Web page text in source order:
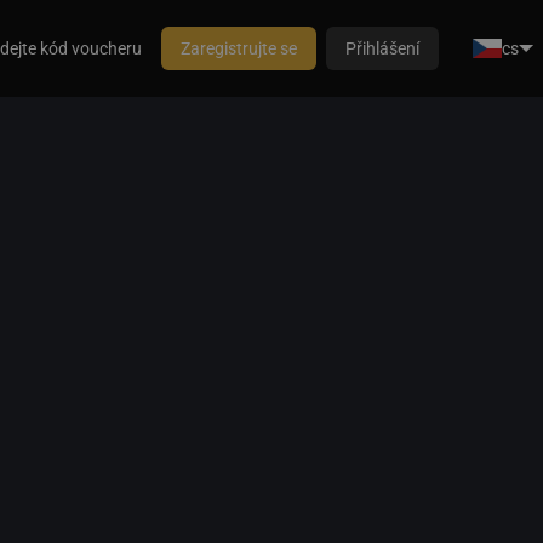
kód voucheru Zaregistrujte se Přihlášení cs